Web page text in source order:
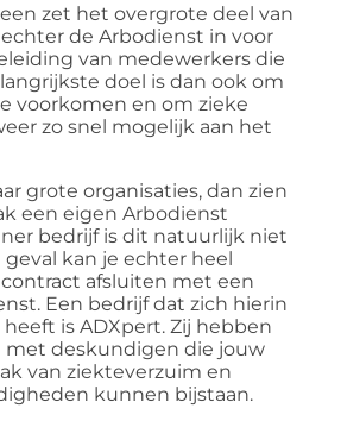
zet het overgrote deel van
de Arbodienst in voor
van medewerkers die
doel is dan ook om
voorkomen en om zieke
zo snel mogelijk aan het
grote organisaties, dan zien
een eigen Arbodienst
bedrijf is dit natuurlijk niet
kan je echter heel
afsluiten met een
Een bedrijf dat zich hierin
is ADXpert. Zij hebben
met deskundigen die jouw
van ziekteverzuim en
kunnen bijstaan.